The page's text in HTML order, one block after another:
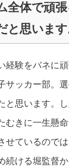
全体で頑
と思います
経験をバネに
サッカー部。
と思います。
むきに一生懸
せているので
続ける堀監督